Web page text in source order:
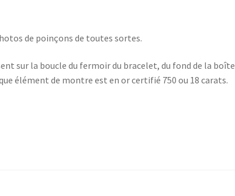
de poinçons de toutes sortes.
sur la boucle du fermoir du bracelet, du fond de la boîte
élément de montre est en or certifié 750 ou 18 carats.